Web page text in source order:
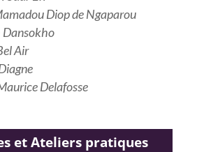
Diop de Ngaparou
Dansokho
Air
Delafosse
et Ateliers pratiques